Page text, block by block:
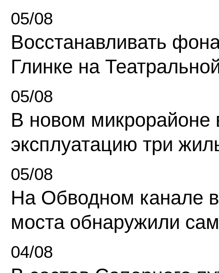
05/08
Восстанавливать
Глинке на
05/08
В новом микрорайоне
эксплуатацию три
05/08
На Обводном канале
моста обнаружили
04/08